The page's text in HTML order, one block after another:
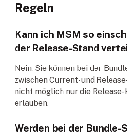
Regeln
Kann ich MSM so
der Release-Stand
Nein, Sie können bei der
zwischen Current- und
nicht möglich nur die
erlauben.
Werden bei der Bundle-